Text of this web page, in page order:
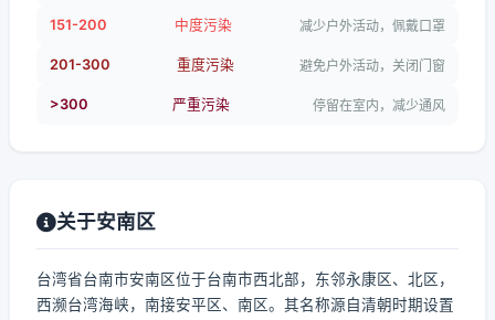
151-200 中度污染 减少户外活动，佩戴口罩
201-300 重度污染 避免户外活动，关闭门窗
>300 严重污染 停留在室内，减少通风
关于安南区
台湾省台南市安南区位于台南市西北部，东邻永康区、北区，
西濒台湾海峡，南接安平区、南区。其名称源自清朝时期设置